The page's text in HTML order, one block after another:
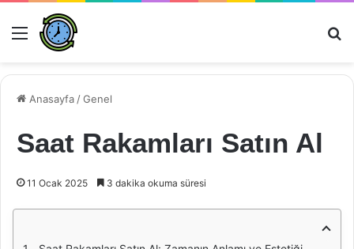
Menü
Anasayfa /Genel
Saat Rakamları Satın Al
11 Ocak 2025 3 dakika okuma süresi